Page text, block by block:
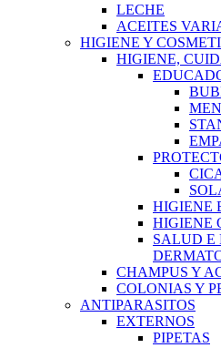
LECHE
ACEITES
HIGIENE Y
HIGIENE,
HIGIENE
HIGIENE
SALUD E
CHAMPUS Y
COLONIAS Y
ANTIPARASITOS
EXTERNOS
PIPETAS